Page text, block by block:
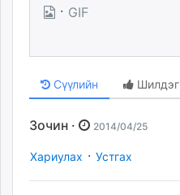
· GIF
Сүүлийн Шилдэг
Зочин · 2014/04/25
Хариулах · Устгах